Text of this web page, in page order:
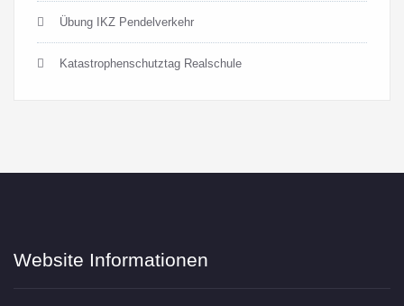
Übung IKZ Pendelverkehr
Katastrophenschutztag Realschule
Website Informationen